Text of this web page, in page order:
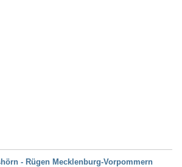
- Rügen Mecklenburg-Vorpommern